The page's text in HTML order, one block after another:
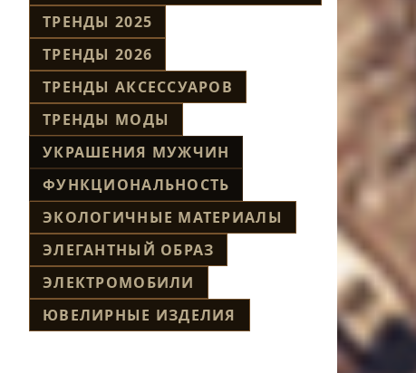
ТРЕНДЫ 2025
ТРЕНДЫ 2026
ТРЕНДЫ АКСЕССУАРОВ
ТРЕНДЫ МОДЫ
УКРАШЕНИЯ МУЖЧИН
ФУНКЦИОНАЛЬНОСТЬ
ЭКОЛОГИЧНЫЕ МАТЕРИАЛЫ
ЭЛЕГАНТНЫЙ ОБРАЗ
ЭЛЕКТРОМОБИЛИ
ЮВЕЛИРНЫЕ ИЗДЕЛИЯ